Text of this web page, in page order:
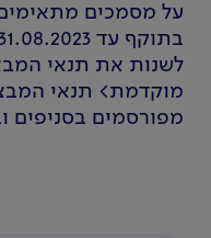
על מסמכים
לשנות את תנאי
מוקדמת> תנאי
מפורסמים בסניפים